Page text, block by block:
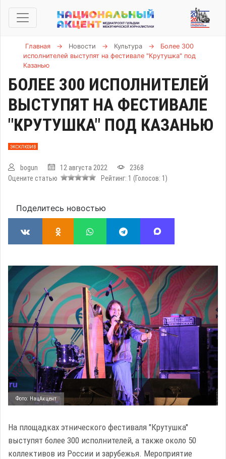
Главная → Новости → Культура →
Более 300
исполнителей выступят на фестивале "Крутушка" под
Казанью
БОЛЕЕ 300 ИСПОЛНИТЕЛЕЙ
ВЫСТУПЯТ НА ФЕСТИВАЛЕ
"КРУТУШКА" ПОД КАЗАНЬЮ
ЭКСКЛЮЗИВ
bogun 12 августа 2022
2368
Оцените статью
Рейтинг: 1 (Голосов: 1 )
Поделитесь новостью
Фото: НацАкцент
На площадках этнического фестиваля "Крутушка"
выступят более 300 исполнителей, а также около 50
коллективов из России и зарубежья. Мероприятие